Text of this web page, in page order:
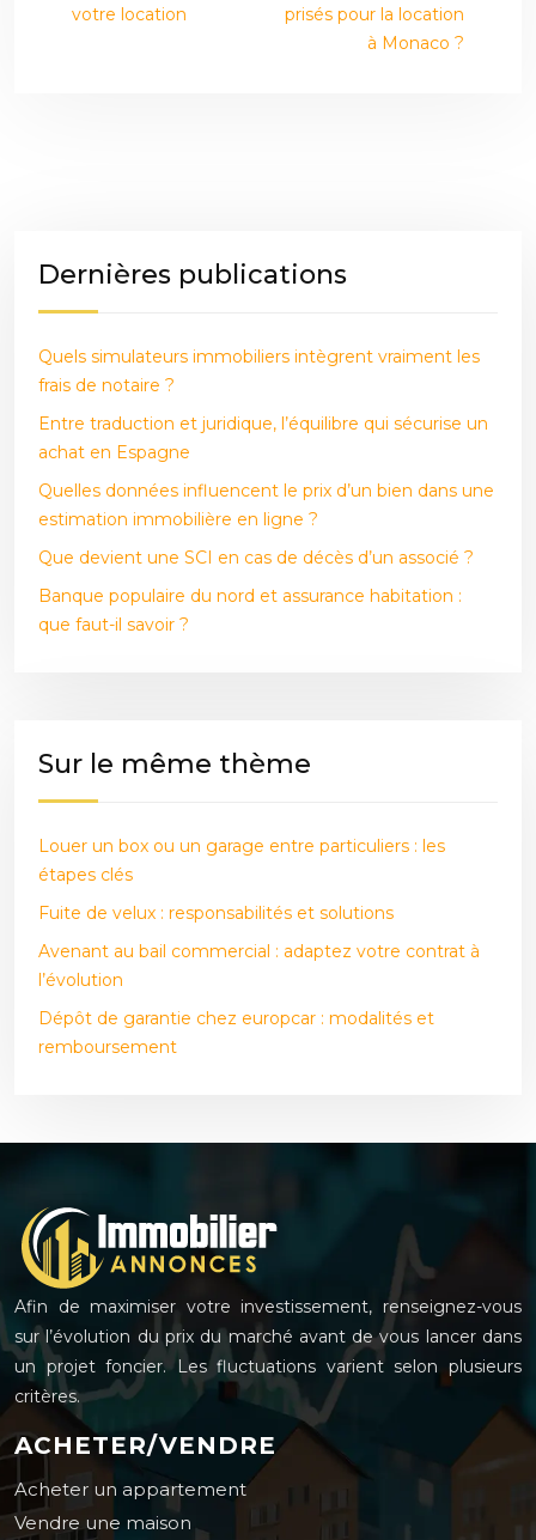
votre location
prisés pour la location
à Monaco ?
Dernières publications
Quels simulateurs immobiliers intègrent vraiment les
frais de notaire ?
Entre traduction et juridique, l’équilibre qui sécurise un
achat en Espagne
Quelles données influencent le prix d’un bien dans une
estimation immobilière en ligne ?
Que devient une SCI en cas de décès d’un associé ?
Banque populaire du nord et assurance habitation :
que faut-il savoir ?
Sur le même thème
Louer un box ou un garage entre particuliers : les
étapes clés
Fuite de velux : responsabilités et solutions
Avenant au bail commercial : adaptez votre contrat à
l’évolution
Dépôt de garantie chez europcar : modalités et
remboursement
Afin de maximiser votre investissement, renseignez-vous
sur l’évolution du prix du marché avant de vous lancer dans
un projet foncier. Les fluctuations varient selon plusieurs
critères.
ACHETER/VENDRE
Acheter un appartement
Vendre une maison